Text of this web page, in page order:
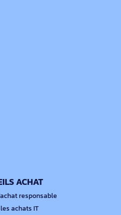
ACHAT
responsable
achats IT